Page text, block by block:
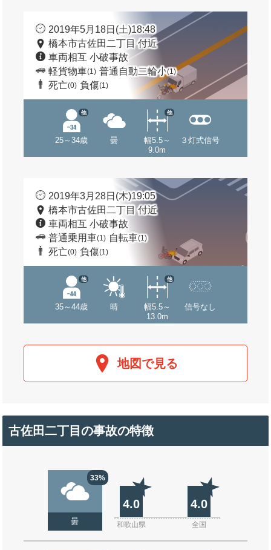
2019年5月18日(土)18:48
橋本市古佐田二丁目 付近
車両相互 小破事故
軽貨物車(1) 普通自動二輪小(1)
死亡(0) 負傷(1)
25～34歳
他
曇
幅5.5～
9.0m
他
３灯式信号
2019年3月28日(木)19:05
橋本市古佐田二丁目 付近
車両相互 小破事故
普通乗用車(1) 自転車(1)
死亡(0) 負傷(1)
35～44歳
他
晴
幅5.5～
13.0m
他
信号なし
地図で見る
古佐田二丁目の事故の特徴
33%
曇
4.0 4.0
和歌山県 全国